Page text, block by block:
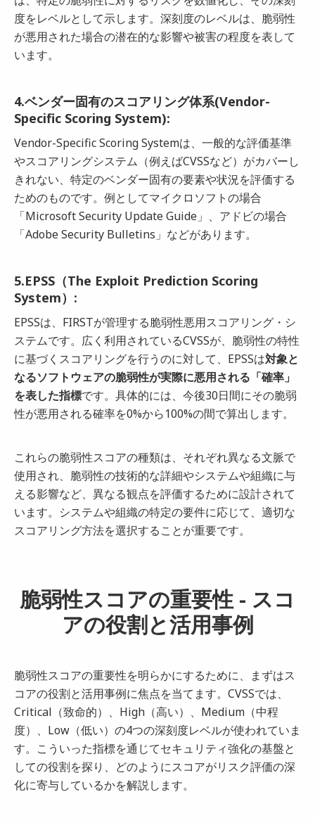
度をレベルとして示します。深刻度のレベルは、脆弱性
が悪用された場合の潜在的な影響や被害の程度を表して
います。
4.ベンダー固有のスコアリング体系(Vendor-
Specific Scoring System):
Vendor-Specific Scoring Systemは、一般的な評価基準
やスコアリングシステム（例えばCVSSなど）がカバーし
きれない、特定のベンダー固有の要素や状況を評価する
ためのものです。例としてマイクロソフトの場合
「Microsoft Security Update Guide」、アドビの場合
「Adobe Security Bulletins」などがあります。
5.EPSS（The Exploit Prediction Scoring
System）:
EPSSは、FIRSTが管理する脆弱性悪用スコアリング・シ
ステムです。広く利用されているCVSSが、脆弱性の特性
に基づくスコアリングを行うのに対して、EPSSは対象と
なるソフトウェアの脆弱性が実際に悪用される「確率」
を表した指標です。具体的には、今後30日間にその脆弱
性が悪用される確率を0%から100%の間で算出します。
これらの脆弱性スコアの種類は、それぞれ異なる文脈で
使用され、脆弱性の技術的な詳細やシステムや組織に与
える影響など、異なる観点を評価するために設計されて
います。システムや組織の特定の要件に応じて、適切な
スコアリング方法を選択することが重要です。
脆弱性スコアの重要性 - スコ
アの役割と活用事例
脆弱性スコアの重要性を明らかにするために、まずはス
コアの役割と活用事例に焦点を当てます。CVSSでは、
Critical（致命的）、High（高い）、Medium（中程
度）、Low（低い）の4つの深刻度レベルが使われていま
す。こういった指標を通じてセキュリティ強化の基盤と
しての役割を探り、どのようにスコアがリスク評価の深
化に寄与しているかを解説します。